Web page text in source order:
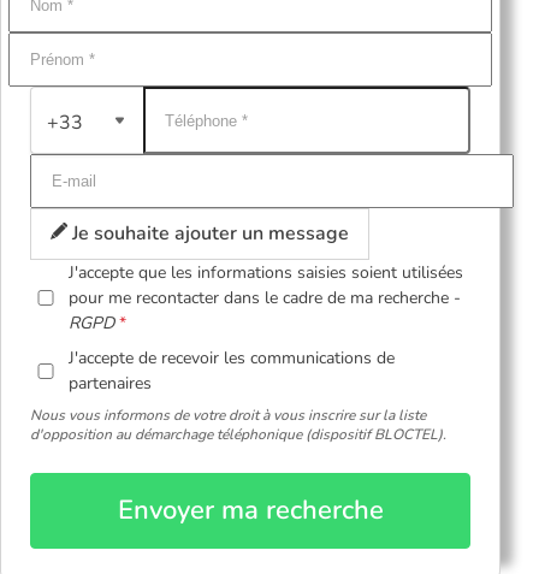
+33
Je souhaite ajouter un message
J'accepte que les informations saisies soient utilisées
pour me recontacter dans le cadre de ma recherche -
RGPD
J'accepte de recevoir les communications de
partenaires
Nous vous informons de votre droit à vous inscrire sur la liste
d'opposition au démarchage téléphonique (dispositif BLOCTEL).
Envoyer ma recherche